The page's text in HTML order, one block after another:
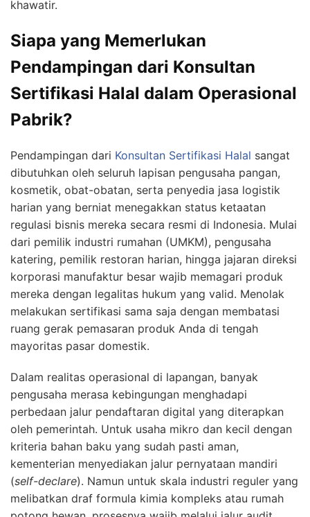
khawatir.
Siapa yang Memerlukan
Pendampingan dari Konsultan
Sertifikasi Halal dalam Operasional
Pabrik?
Pendampingan dari Konsultan Sertifikasi Halal sangat
dibutuhkan oleh seluruh lapisan pengusaha pangan,
kosmetik, obat-obatan, serta penyedia jasa logistik
harian yang berniat menegakkan status ketaatan
regulasi bisnis mereka secara resmi di Indonesia. Mulai
dari pemilik industri rumahan (UMKM), pengusaha
katering, pemilik restoran harian, hingga jajaran direksi
korporasi manufaktur besar wajib memagari produk
mereka dengan legalitas hukum yang valid. Menolak
melakukan sertifikasi sama saja dengan membatasi
ruang gerak pemasaran produk Anda di tengah
mayoritas pasar domestik.
Dalam realitas operasional di lapangan, banyak
pengusaha merasa kebingungan menghadapi
perbedaan jalur pendaftaran digital yang diterapkan
oleh pemerintah. Untuk usaha mikro dan kecil dengan
kriteria bahan baku yang sudah pasti aman,
kementerian menyediakan jalur pernyataan mandiri
(self-declare). Namun untuk skala industri reguler yang
melibatkan draf formula kimia kompleks atau rumah